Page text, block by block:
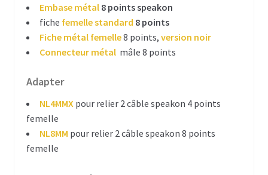
Ergonomie
Mousses acoustiques
Coins et pieds
Finitions enceintes DIY
Embase métal 8 points speakon
fiche femelle standard 8 points
Fiche métal femelle8 points, version noir
Connecteur métalmâle 8 points
Adapter
NL4MMXpour relier 2 câble speakon 4 points
femelle
NL8MM pour relier 2 câble speakon 8 points
femelle